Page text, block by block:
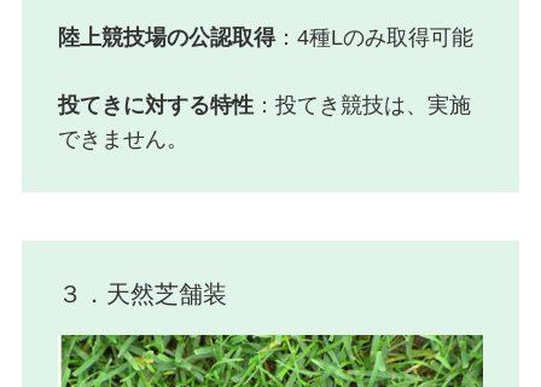
陸上競技場の公認取得：4種Lのみ取得可能
投てきに対する特性：投てき競技は、実施
できません。
３．天然芝舗装